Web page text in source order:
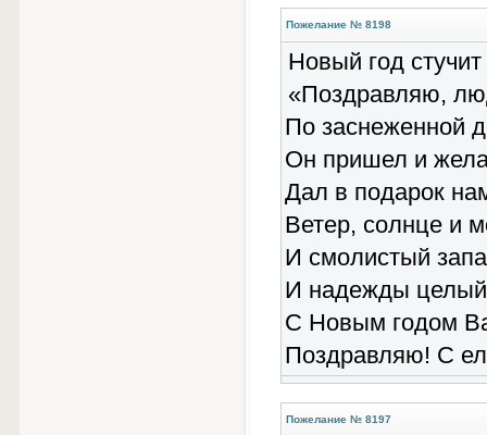
Пожелание № 8198
Новый год
«Поздравляю,
По заснеженной
Он пришел и
Дал в подарок
Ветер, солнце и
И смолистый
И надежды целый
С Новым годом
Поздравляю! С
Пожелание № 8197